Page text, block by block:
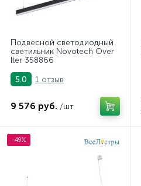
Подвесной светодиодный
светильник Novotech Over
Iter 358866
5.0
1 отзыв
9 576 руб. /шт
-49%